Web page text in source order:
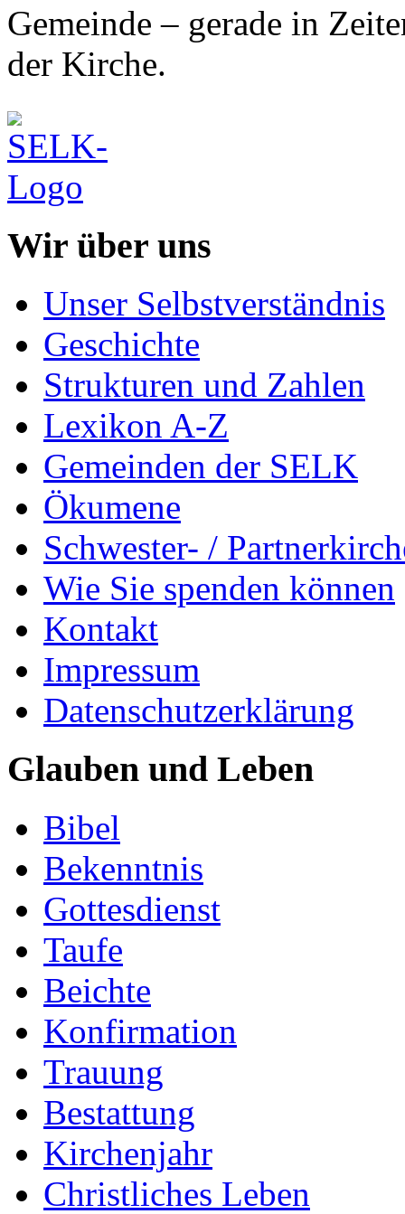
Gemeinde – gerade in
der Kirche.
Wir über uns
Unser Selbstverständnis
Geschichte
Strukturen und Zahlen
Lexikon A-Z
Gemeinden der SELK
Ökumene
Schwester- /
Wie Sie spenden können
Kontakt
Impressum
Datenschutzerklärung
Glauben und Leben
Bibel
Bekenntnis
Gottesdienst
Taufe
Beichte
Konfirmation
Trauung
Bestattung
Kirchenjahr
Christliches Leben